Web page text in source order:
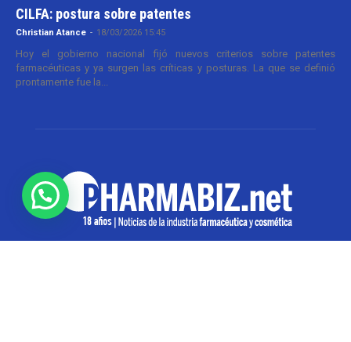
CILFA: postura sobre patentes
Christian Atance - 18/03/2026 15:45
Hoy el gobierno nacional fijó nuevos criterios sobre patentes
farmacéuticas y ya surgen las críticas y posturas. La que se definió
prontamente fue la...